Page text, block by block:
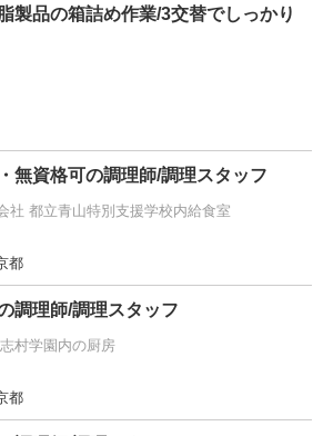
製品の箱詰め作業/3交替でしっかり
無資格可の調理師/調理スタッフ
社 都立青山特別支援学校内給食室
都
調理師/調理スタッフ
村学園内の厨房
都